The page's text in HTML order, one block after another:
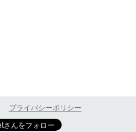
プライバシーポリシー